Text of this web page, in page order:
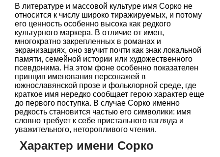
В литературе и массовой культуре имя Сорко не
относится к числу широко тиражируемых, и потому
его ценность особенно высока как редкого
культурного маркера. В отличие от имен,
многократно закрепленных в романах и
экранизациях, оно звучит почти как знак локальной
памяти, семейной истории или художественного
псевдонима. На этом фоне особенно показателен
принцип именования персонажей в
южнославянской прозе и фольклорной среде, где
краткое имя нередко сообщает герою характер еще
до первого поступка. В случае Сорко именно
редкость становится частью его символики: имя
словно требует к себе пристального взгляда и
уважительного, неторопливого чтения.
Характер имени Сорко